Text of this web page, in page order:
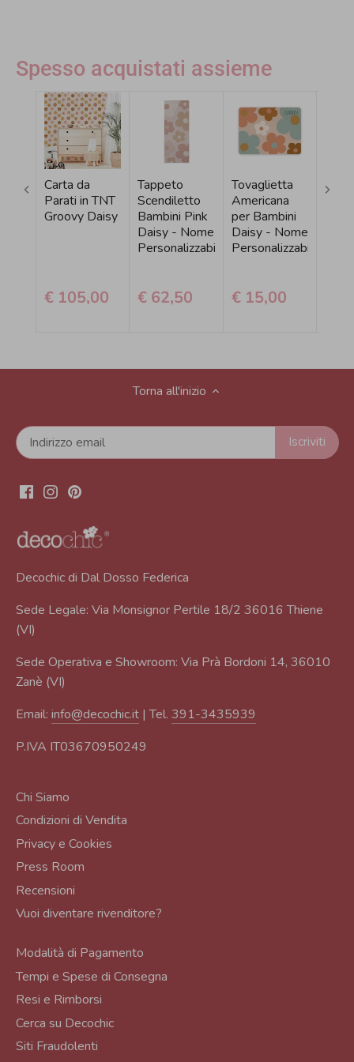
Spesso acquistati assieme
Carta da
Parati in TNT
Groovy Daisy
€ 105,00
Tappeto
Scendiletto
Bambini Pink
Daisy - Nome
Personalizzabile
€ 62,50
Tovaglietta
Americana
per Bambini
Daisy - Nome
Personalizzabile
€ 15,00
Torna all'inizio
Decochic di Dal Dosso Federica
Sede Legale: Via Monsignor Pertile 18/2 36016 Thiene
(VI)
Sede Operativa e Showroom: Via Prà Bordoni 14, 36010
Zanè (VI)
Email: info@decochic.it | Tel. 391-3435939
P.IVA IT03670950249
Chi Siamo
Condizioni di Vendita
Privacy e Cookies
Press Room
Recensioni
Vuoi diventare rivenditore?
Modalità di Pagamento
Tempi e Spese di Consegna
Resi e Rimborsi
Cerca su Decochic
Siti Fraudolenti